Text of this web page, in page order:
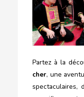
Partez à la
cher, une
spectaculaires,